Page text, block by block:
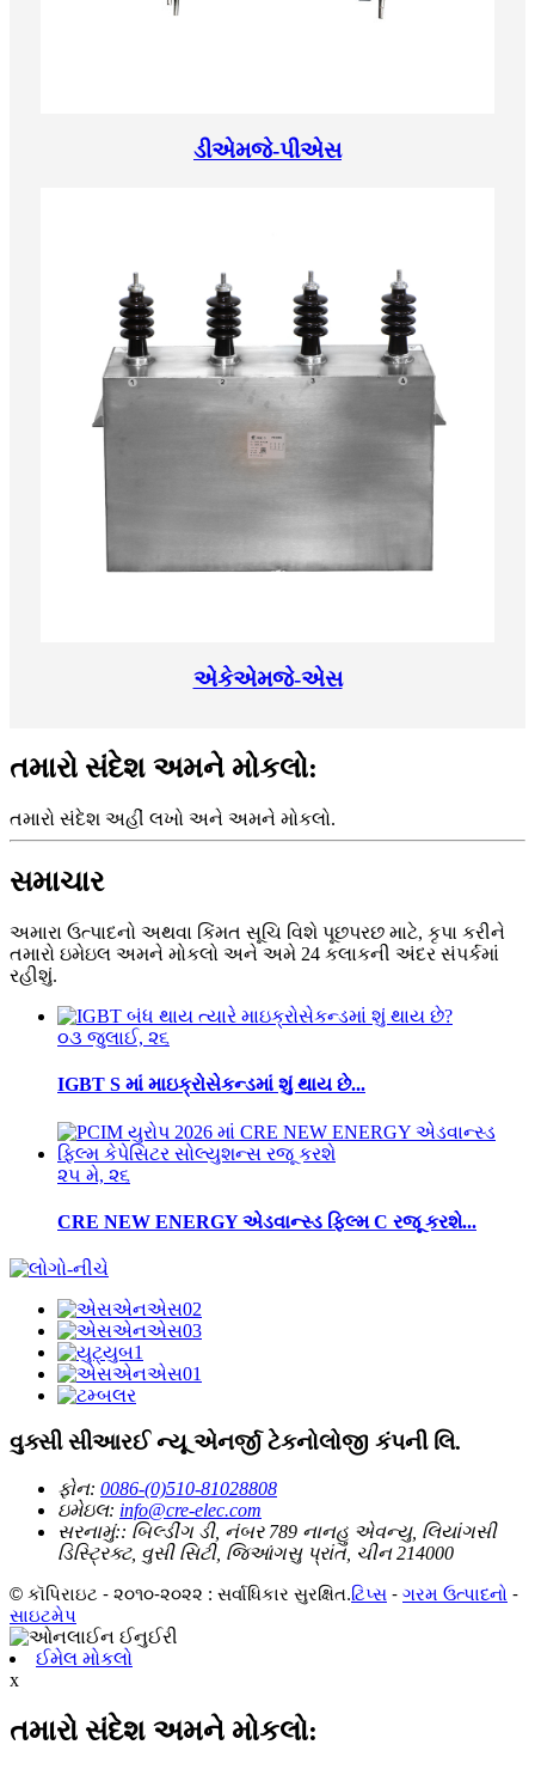
ડીએમજે-પીએસ
એકેએમજે-એસ
તમારો સંદેશ અમને મોકલો:
તમારો સંદેશ અહીં લખો અને અમને મોકલો.
સમાચાર
અમારા ઉત્પાદનો અથવા કિંમત સૂચિ વિશે પૂછપરછ માટે, કૃપા કરીને
તમારો ઇમેઇલ અમને મોકલો અને અમે 24 કલાકની અંદર સંપર્કમાં
રહીશું.
૦૩ જુલાઈ, ૨૬
IGBT S માં માઇક્રોસેકન્ડમાં શું થાય છે...
૨૫ મે, ૨૬
CRE NEW ENERGY એડવાન્સ્ડ ફિલ્મ C રજૂ કરશે...
વુક્સી સીઆરઈ ન્યૂ એનર્જી ટેકનોલોજી કંપની લિ.
ફોન: 0086-(0)510-81028808
ઇમેઇલ: info@cre-elec.com
સરનામું:: બિલ્ડીંગ ડી, નંબર 789 નાનહુ એવન્યુ, લિયાંગસી
ડિસ્ટ્રિક્ટ, વુસી સિટી, જિઆંગસુ પ્રાંત, ચીન 214000
© કૉપિરાઇટ - ૨૦૧૦-૨૦૨૨ : સર્વાધિકાર સુરક્ષિત.ટિપ્સ - ગરમ ઉત્પાદનો -
સાઇટમેપ
ઈમેલ મોકલો
x
તમારો સંદેશ અમને મોકલો: